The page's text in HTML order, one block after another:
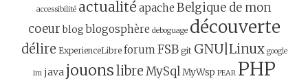
accessibilité actualité apache Belgique de mon
coeurblogblogosphère deboguage découverte
délire ExperienceLibre forumFSB git GNU|Linux google
im javajouonslibreMySqlMyWsp PEAR PHP